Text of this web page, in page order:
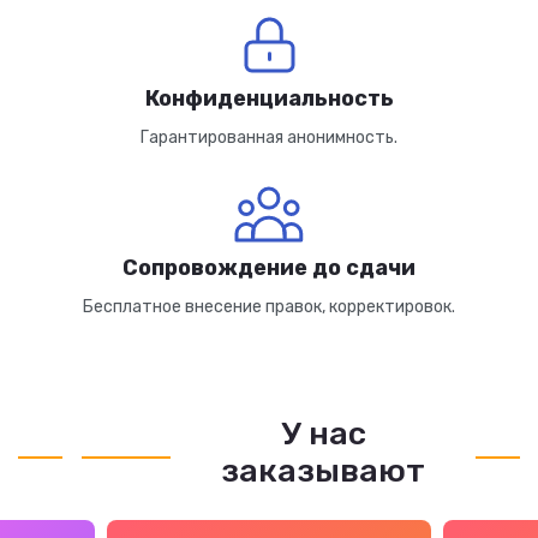
Конфиденциальность
Гарантированная анонимность.
Сопровождение до сдачи
Бесплатное внесение правок, корректировок.
У нас
заказывают